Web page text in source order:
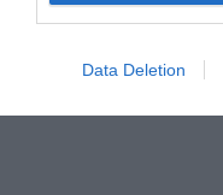
Data Deletion